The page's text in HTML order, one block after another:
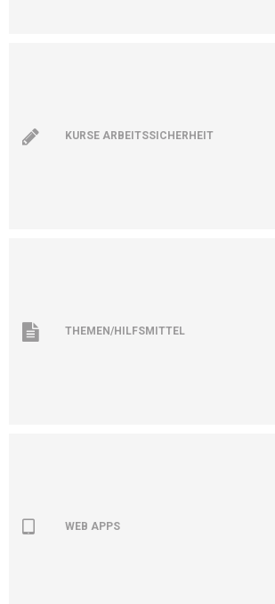
KURSE ARBEITSSICHERHEIT
THEMEN/HILFSMITTEL
WEB APPS